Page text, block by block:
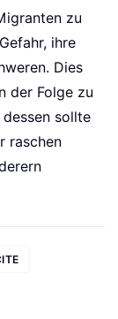
zu
ihre
Dies
der Folge zu
sollte
raschen